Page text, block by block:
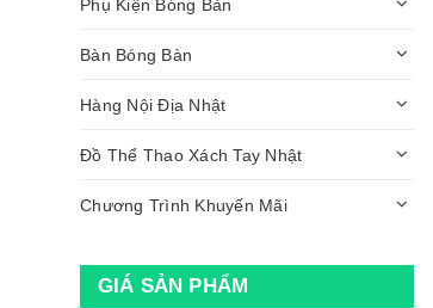
Phụ Kiện Bóng Bàn
Bàn Bóng Bàn
Hàng Nội Địa Nhật
Đồ Thể Thao Xách Tay Nhật
Chương Trình Khuyến Mãi
GIÁ SẢN PHẨM